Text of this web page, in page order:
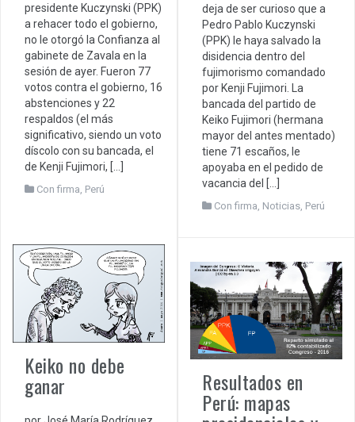
deja de ser curioso que a
Pedro Pablo Kuczynski
(PPK) le haya salvado la
disidencia dentro del
fujimorismo comandado
por Kenji Fujimori. La
bancada del partido de
Keiko Fujimori (hermana
mayor del antes mentado)
tiene 71 escaños, le
apoyaba en el pedido de
vacancia del […]
Con firma Noticias Perú
presidente Kuczynski (PPK)
a rehacer todo el gobierno,
no le otorgó la Confianza al
gabinete de Zavala en la
sesión de ayer. Fueron 77
votos contra el gobierno, 16
abstenciones y 22
respaldos (el más
significativo, siendo un voto
díscolo con su bancada, el
de Kenji Fujimori, […]
Con firma Perú
Keiko no debe
ganar Resultados en
Perú: mapas